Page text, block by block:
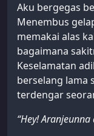
Aku bergegas
Menembus
memakai alas
bagaimana
Keselamatan
berselang lama
terdengar
“Hey!